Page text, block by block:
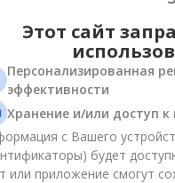
Этот сайт
Персонализированная
эффективности
Хранение и/или доступ
с Вашего
будет
или приложение смогут